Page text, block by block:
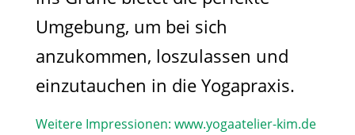
Umgebung, um bei sich
anzukommen, loszulassen und
einzutauchen in die Yogapraxis.
Weitere Impressionen: www.yogaatelier-kim.de​